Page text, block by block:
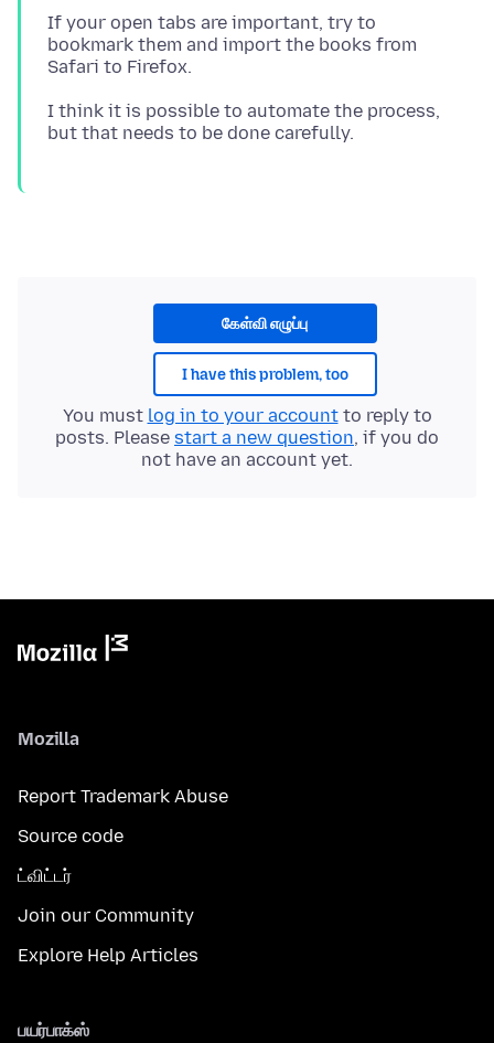
If your open tabs are important, try to
bookmark them and import the books from
I think it is possible to automate the process,
கேள்வி எழுப்பு
I have this problem, too
You must log in to your accountto reply to
posts. Please start a new question, if you do
not have an account yet.
Mozilla
Report Trademark Abuse
Source code
ட்விட்டர்
Join our Community
Explore Help Articles
பயர்பாக்ஸ்